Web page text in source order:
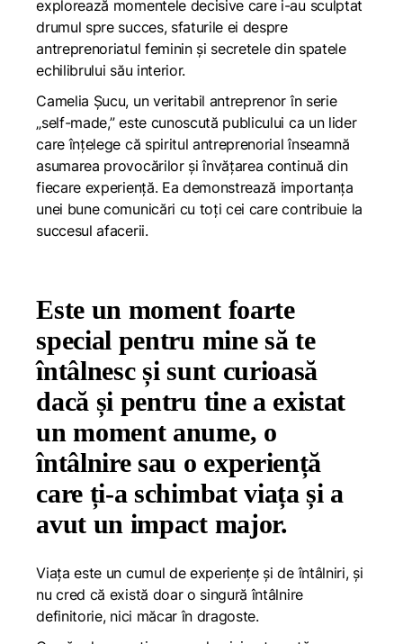
explorează momentele decisive care i-au sculptat
drumul spre succes, sfaturile ei despre
antreprenoriatul feminin și secretele din spatele
echilibrului său interior.
Camelia Șucu, un veritabil antreprenor în serie
„self-made,” este cunoscută publicului ca un lider
care înțelege că spiritul antreprenorial înseamnă
asumarea provocărilor și învățarea continuă din
fiecare experiență. Ea demonstrează importanța
unei bune comunicări cu toți cei care contribuie la
succesul afacerii.
Este un moment foarte
special pentru mine să te
întâlnesc și sunt curioasă
dacă și pentru tine a existat
un moment anume, o
întâlnire sau o experiență
care ți-a schimbat viața și a
avut un impact major.
Viața este un cumul de experiențe și de întâlniri, și
nu cred că există doar o singură întâlnire
definitorie, nici măcar în dragoste.